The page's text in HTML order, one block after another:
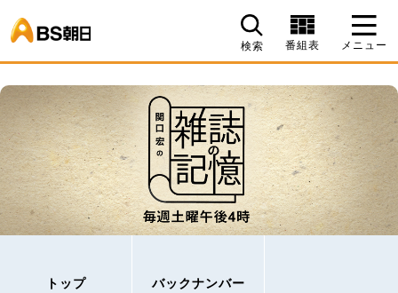
検索 番組表 メニュー
トップ バックナンバー